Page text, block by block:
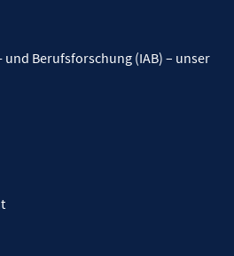
Berufsforschung (IAB) – unser